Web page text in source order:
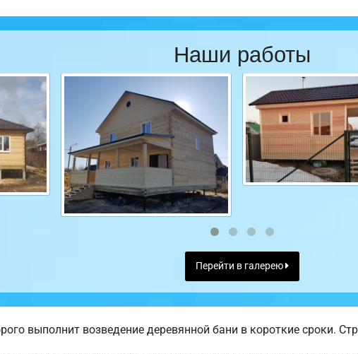
Наши работы
Перейти в галерею
выполнит возведение деревянной бани в короткие сроки.